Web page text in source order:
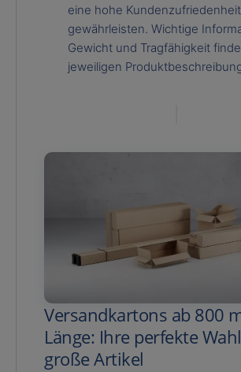
eine hohe
gewährleisten. Wichtige
Gewicht und Tragfähigkeit
jeweiligen
Versandkartons ab 800
Länge: Ihre perfekte
große Artikel